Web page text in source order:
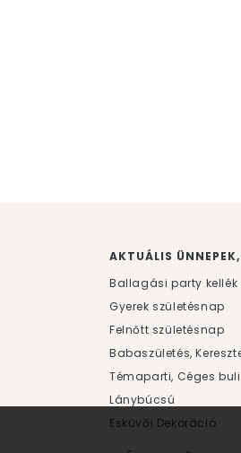
AKTUÁLIS
Ballagási party kellék
Gyerek születésnap
Felnőtt születésnap
Babaszületés,
Témaparti, Céges buli
Lánybúcsú
Esküvői Dekoráció